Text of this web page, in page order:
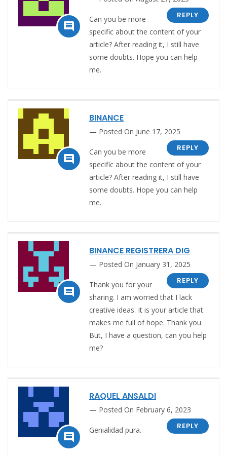

REPLY
Can you be more
specific about the content of your
article? After reading it, I still have
some doubts. Hope you can help
me.

BINANCE
Posted On June 17, 2025
REPLY
Can you be more
specific about the content of your
article? After reading it, I still have
some doubts. Hope you can help
me.

BINANCE REGISTRERA DIG
Posted On January 31, 2025
REPLY
Thank you for your
sharing. I am worried that I lack
creative ideas. It is your article that
makes me full of hope. Thank you.
But, I have a question, can you help
me?

RAQUEL ANSALDI
Posted On February 6, 2023
REPLY
Genialidad pura.